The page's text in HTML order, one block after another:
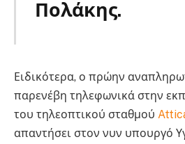
Πολάκης.
Ειδικότερα, ο πρώην
παρενέβη τηλεφωνικά στην
του τηλεοπτικού σταθμού
απαντήσει στον νυν υπουργό